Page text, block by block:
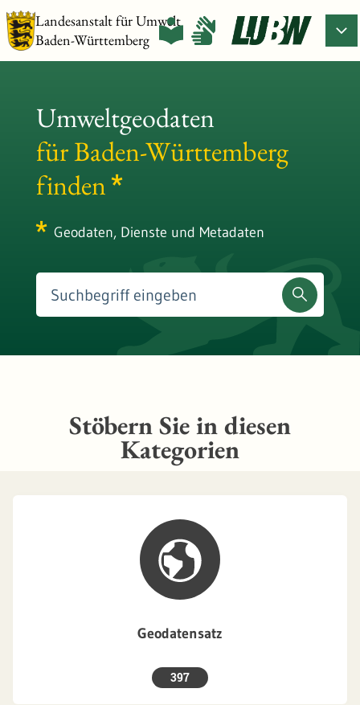
Landesanstalt für Umwelt
Baden-Württemberg
Umweltgeodaten
für Baden-Württemberg
finden
Geodaten, Dienste und Metadaten
Stöbern Sie in diesen
Kategorien
Geodatensatz
397